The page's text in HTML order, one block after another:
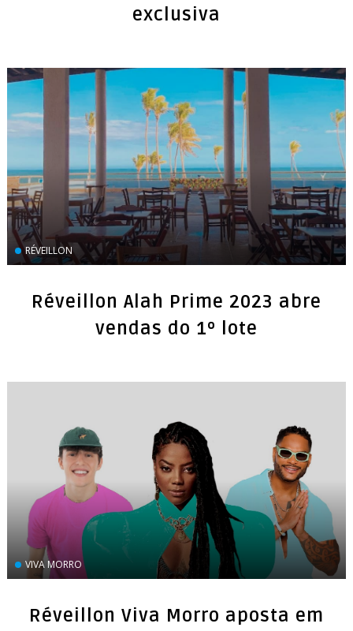
exclusiva
RÉVEILLON
Réveillon Alah Prime 2023 abre
vendas do 1º lote
VIVA MORRO
Réveillon Viva Morro aposta em